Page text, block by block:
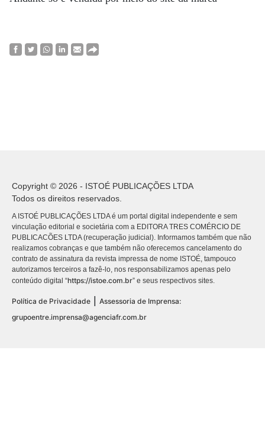
Copyright © 2026 - ISTOÉ PUBLICAÇÕES LTDA
Todos os direitos reservados.
A ISTOÉ PUBLICAÇÕES LTDA é um portal digital independente e sem
vinculação editorial e societária com a EDITORA TRES COMÉRCIO DE
PUBLICACÕES LTDA (recuperação judicial). Informamos também que não
realizamos cobranças e que também não oferecemos cancelamento do
contrato de assinatura da revista impressa de nome ISTOÉ, tampouco
autorizamos terceiros a fazê-lo, nos responsabilizamos apenas pelo
conteúdo digital “https://istoe.com.br” e seus respectivos sites.
Política de Privacidade | Assessoria de Imprensa:
grupoentre.imprensa@agenciafr.com.br